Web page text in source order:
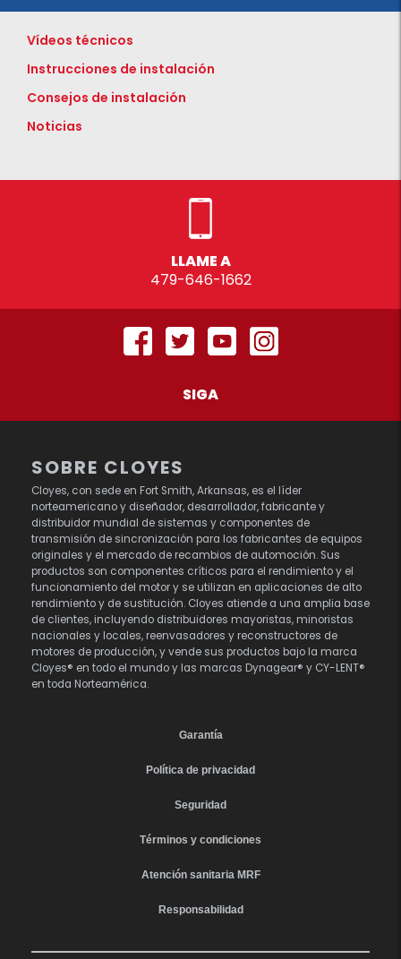
Vídeos técnicos
Instrucciones de instalación
Consejos de instalación
Noticias
LLAME A
479-646-1662
SIGA
SOBRE CLOYES
Cloyes, con sede en Fort Smith, Arkansas, es el líder
norteamericano y diseñador, desarrollador, fabricante y
distribuidor mundial de sistemas y componentes de
transmisión de sincronización para los fabricantes de equipos
originales y el mercado de recambios de automoción. Sus
productos son componentes críticos para el rendimiento y el
funcionamiento del motor y se utilizan en aplicaciones de alto
rendimiento y de sustitución. Cloyes atiende a una amplia base
de clientes, incluyendo distribuidores mayoristas, minoristas
nacionales y locales, reenvasadores y reconstructores de
motores de producción, y vende sus productos bajo la marca
Cloyes® en todo el mundo y las marcas Dynagear® y CY-LENT®
en toda Norteamérica.
Garantía
Política de privacidad
Seguridad
Términos y condiciones
Atención sanitaria MRF
Responsabilidad